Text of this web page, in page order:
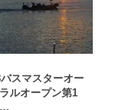
バスマスターオー
ルオープン第1
…